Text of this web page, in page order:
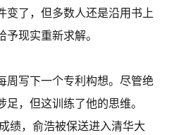
变了，但多数人还是沿用书上
予现实重新求解。
周写下一个专利构想。尽管绝
，但这训练了他的思维。
绩，俞浩被保送进入清华大